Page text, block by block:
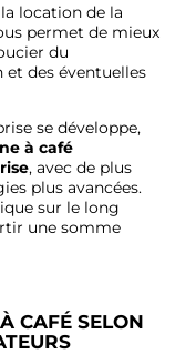
la location de la
permet de mieux
du
et des éventuelles
se développe,
à café
, avec de plus
plus avancées.
sur le long
une somme
CAFÉ SELON